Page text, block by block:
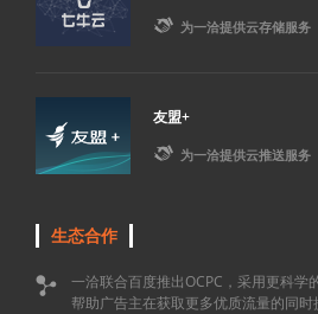
 为一洽提供云存储服务
友盟+
 为一洽提供云推送服务
生态合作

一洽联合百度推出OCPC，采用更科学
帮助广告主在获取更多优质流量的同时